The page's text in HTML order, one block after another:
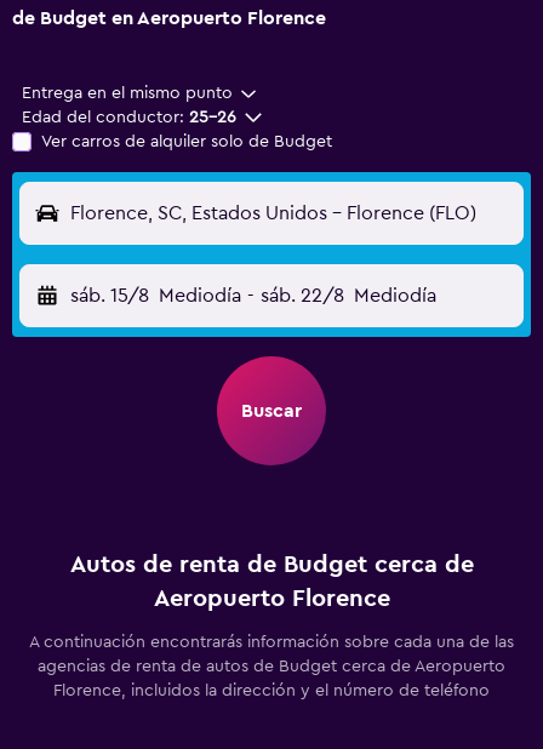
de Budget en Aeropuerto Florence
Entrega en el mismo punto
Edad del conductor: 25-26
Ver carros de alquiler solo de Budget
Florence, SC, Estados Unidos - Florence (FLO)
sáb. 15/8 Mediodía - sáb. 22/8 Mediodía
Buscar
Autos de renta de Budget cerca de
Aeropuerto Florence
A continuación encontrarás información sobre cada una de las
agencias de renta de autos de Budget cerca de Aeropuerto
Florence, incluidos la dirección y el número de teléfono